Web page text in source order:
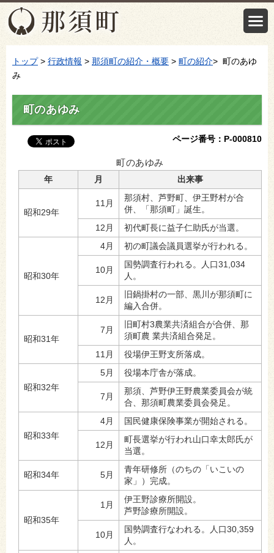
トップ> 行政情報 > 那須町の紹介・概要 > 町の紹介> 町のあゆ
み
町のあゆみ
ページ番号：P-000810
町のあゆみ
年
月 出来事
昭和29年
11月
那須村、芦野町、伊王野村が合
併、「那須町」誕生。
12月
初代町長に益子仁助氏が当選。
昭和30年
4月 初の町議会議員選挙が行われる。
10月
国勢調査行われる。人口31,034
人。
12月
旧鍋掛村の一部、黒川が那須町に
編入合併。
昭和31年
7月
旧町村3農業共済組合が合併、那
須町農 業共済組合発足。
11月
役場伊王野支所落成。
昭和32年
5月 役場本庁舎が落成。
7月
那須、芦野伊王野農業委員会が統
合、那須町農業委員会発足。
昭和33年
4月 国民健康保険事業が開始される。
12月
町長選挙が行われ山口幸太郎氏が
当選。
昭和34年 5月
青年研修所（のちの「いこいの
家」）完成。
昭和35年
1月
伊王野診療所開設。
芦野診療所開設。
10月
国勢調査行なわれる。人口30,359
人。